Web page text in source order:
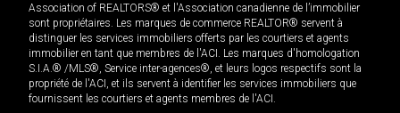
Association of REALTORS® et l'Association canadienne de l’immobilier
sont propriétaires. Les marques de commerce REALTOR® servent à
distinguer les services immobiliers offerts par les courtiers et agents
immobilier en tant que membres de l'ACI. Les marques d'homologation
S.I.A.® /MLS®, Service inter-agences®, et leurs logos respectifs sont la
propriété de l'ACI, et ils servent à identifier les services immobiliers que
fournissent les courtiers et agents membres de l'ACI.